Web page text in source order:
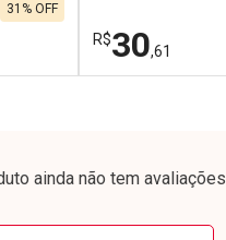
31% OFF
R$30,61
Laboratório
Por Menos
ainda não tem avaliações